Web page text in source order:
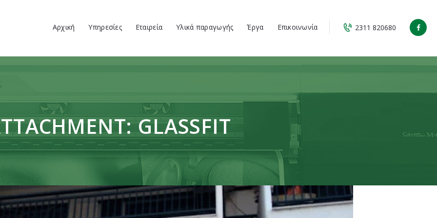
Αρχική Υπηρεσίες Εταιρεία Υλικά παραγωγής Έργα Επικοινωνία 2311 820680
GLASSFIT
VENUS ΕΚΤΥΠΩΤΙΚΗ
Υπηρεσίες
Έργα
Επικοινωνία